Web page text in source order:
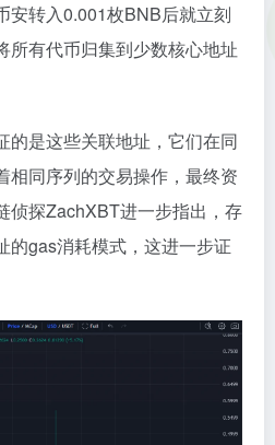
安转入0.001枚BNB后就立刻
所有代币归集到少数核心地址
的是这些关联地址，它们在同
相同序列的交易操作，最终资
侦探ZachXBT进一步指出，存
的gas消耗模式，这进一步证